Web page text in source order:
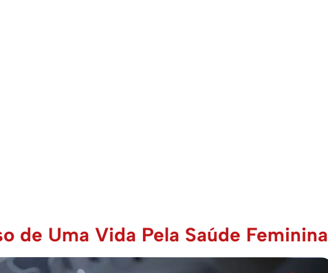
de Uma Vida Pela Saúde Feminina